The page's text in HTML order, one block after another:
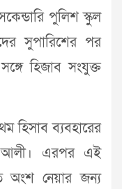
পুলিশ স্কুল
সুপারিশের পর
হিজাব সংযুক্ত
হিসাব ব্যবহারের
আলী। এরপর এই
অংশ নেয়ার জন্য